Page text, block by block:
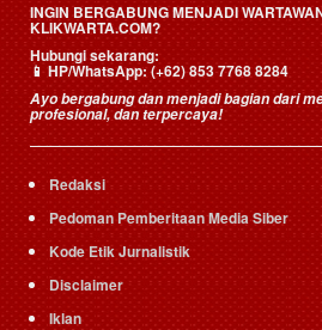
INGIN BERGABUNG MENJADI
KLIKWARTA.COM?
Hubungi sekarang:
📱HP/WhatsApp:(+62) 853 7768 8284
Ayo bergabung dan menjadi bagian dari
profesional, dan terpercaya!
Redaksi
Pedoman Pemberitaan Media Siber
Kode Etik Jurnalistik
Disclaimer
Iklan